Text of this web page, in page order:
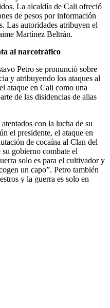
La alcaldía de Cali ofreció
de pesos por información
Las autoridades atribuyen el
Martínez Beltrán.
al narcotráfico
Petro se pronunció sobre
y atribuyendo los ataques al
ataque en Cali como una
de las disidencias de alias
con la lucha de su
el presidente, el ataque en
de cocaína al Clan del
gobierno combate el
solo es para el cultivador y
un capo”. Petro también
y la guerra es solo en